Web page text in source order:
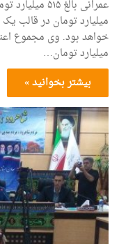
میلیارد تومان…
بیشتر بخوانید »